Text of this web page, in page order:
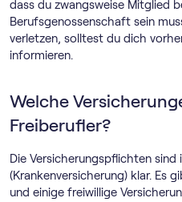
dass du zwangsweise Mitglied
Berufsgenossenschaft sein
verletzen, solltest du dich
informieren.
Welche
Freiberufler?
Die Versicherungspflichten sind
(Krankenversicherung) klar. Es
und einige freiwillige